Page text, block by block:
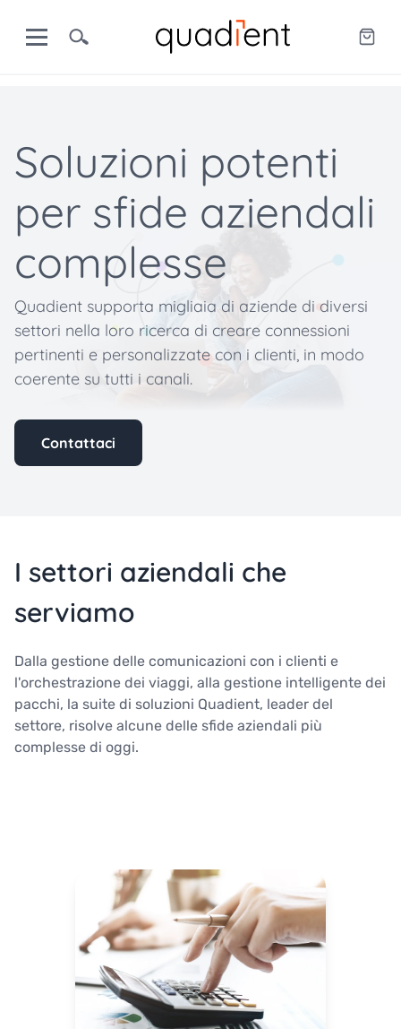
Soluzioni potenti
per sfide aziendali
complesse
Quadient supporta migliaia di aziende di diversi
settori nella loro ricerca di creare connessioni
pertinenti e personalizzate con i clienti, in modo
coerente su tutti i canali.
Contattaci
I settori aziendali che
serviamo
Dalla gestione delle comunicazioni con i clienti e
l'orchestrazione dei viaggi, alla gestione intelligente dei
pacchi, la suite di soluzioni Quadient, leader del
settore, risolve alcune delle sfide aziendali più
complesse di oggi.